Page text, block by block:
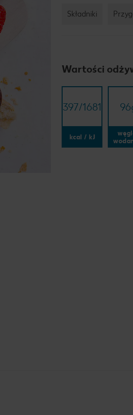
Składniki
Wartości
397/​1681
kcal / kJ
96